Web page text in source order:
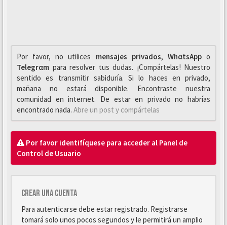
Por favor, no utilices mensajes privados, WhαtsAppo
Telegrαm para resolver tus dudas. ¡Compártelas! Nuestro
sentido es transmitir sabiduría. Si lo haces en privado,
mañana no estará disponible. Encontraste nuestra
comunidad en internet. De estar en privado no habrías
encontrado nada. Abre un post y compártelas
Por favor identifíquese para acceder al Panel de
Control de Usuario
Crear una cuenta
Para autenticarse debe estar registrado. Registrarse
tomará solo unos pocos segundos y le permitirá un amplio